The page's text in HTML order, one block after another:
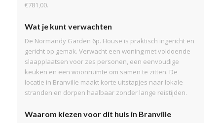
€781,00.
Wat je kunt verwachten
De Normandy Garden 6p. House is praktisch ingericht en
gericht op gemak. Verwacht een woning met voldoende
slaapplaatsen voor zes personen, een eenvoudige
keuken en een woonruimte om samen te zitten. De
locatie in Branville maakt korte uitstapjes naar lokale
stranden en dorpen haalbaar zonder lange reistijden.
Waarom kiezen voor dit huis in Branville